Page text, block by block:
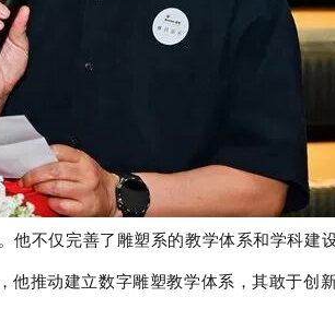
不仅完善了雕塑系的教学体系和学科建
推动建立数字雕塑教学体系，其敢于创